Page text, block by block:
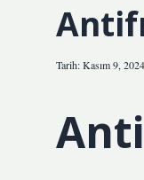
Tarih: Kasım 9, 2024